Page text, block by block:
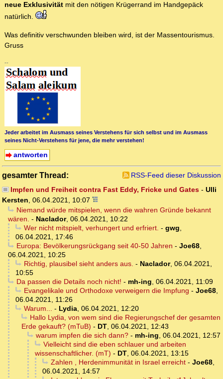
neue Exklusivität mit den nötigen Krügerrand im Handgepäck
natürlich.
Was definitiv verschwunden bleiben wird, ist der Massentourismus.
Gruss
--
Jeder arbeitet im Ausmass seines Verstehens für sich selbst und im Ausmass
seines Nicht-Verstehens für jene, die mehr verstehen!
antworten
gesamter Thread:
RSS-Feed dieser Diskussion
Impfen und Freiheit contra Fast Eddy, Fricke und Gates- Ulli
Kersten, 06.04.2021, 10:07
Niemand würde mitspielen, wenn die wahren Gründe bekannt
wären. - Naclador, 06.04.2021, 10:22
Wer nicht mitspielt, verhungert und erfriert. - gwg,
06.04.2021, 17:46
Europa: Bevölkerungsrückgang seit 40-50 Jahren - Joe68,
06.04.2021, 10:25
Richtig, plausibel sieht anders aus. - Naclador, 06.04.2021,
10:55
Da passen die Details noch nicht! - mh-ing, 06.04.2021, 11:09
Evangelikale und Orthodoxe verweigern die Impfung - Joe68,
06.04.2021, 11:26
Warum... - Lydia, 06.04.2021, 12:20
Hallo Lydia, von wem sind die Regierungschef der gesamten
Erde gekauft? (mTuB) - DT, 06.04.2021, 12:43
warum impfen die sich dann?- mh-ing, 06.04.2021, 12:57
Vielleicht sind die eben schlauer und arbeiten
wissenschaftlicher. (mT) - DT, 06.04.2021, 13:15
Zahlen , Herdenimmunität in Israel erreicht- Joe68,
06.04.2021, 14:57